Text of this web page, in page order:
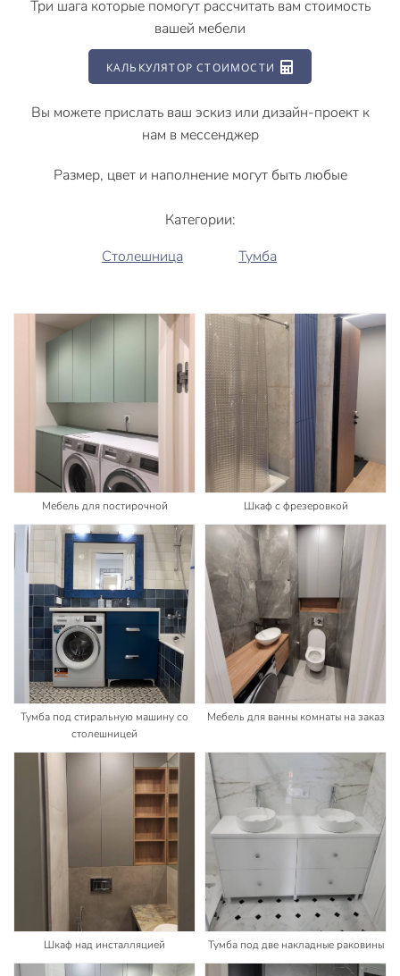
Три шага которые помогут рассчитать вам стоимость
вашей мебели
КАЛЬКУЛЯТОР СТОИМОСТИ
Вы можете прислать ваш эскиз или дизайн-проект к
нам в мессенджер
Размер, цвет и наполнение могут быть любые
Категории:
Столешница
Тумба
Мебель для постирочной Шкаф с фрезеровкой
Тумба под стиральную машину со
столешницей
Мебель для ванны комнаты на заказ
Шкаф над инсталляцией Тумба под две накладные раковины